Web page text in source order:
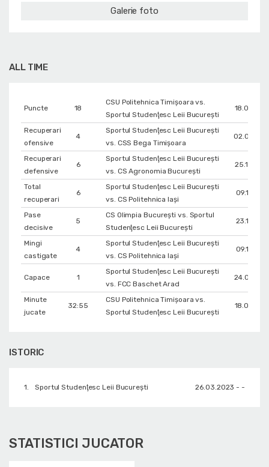
Galerie foto
ALL TIME
Puncte 18
CSU Politehnica Timișoara vs.
Sportul Studenţesc Leii Bucureşti
Recuperari
ofensive
4
Sportul Studenţesc Leii Bucureşti
vs. CSS Bega Timișoara
Recuperari
defensive
6
Sportul Studenţesc Leii Bucureşti
vs. CS Agronomia București
Total
recuperari
6
Sportul Studenţesc Leii Bucureşti
vs. CS Politehnica Iași
Pase
decisive
5
CS Olimpia București vs. Sportul
Studenţesc Leii Bucureşti
Mingi
castigate
4
Sportul Studenţesc Leii Bucureşti
vs. CS Politehnica Iași
Capace 1
Sportul Studenţesc Leii Bucureşti
vs. FCC Baschet Arad
Minute
jucate
32:55
CSU Politehnica Timișoara vs.
Sportul Studenţesc Leii Bucureşti
ISTORIC
1. Sportul Studenţesc Leii Bucureşti 26.03.2023 - -
STATISTICI JUCATOR